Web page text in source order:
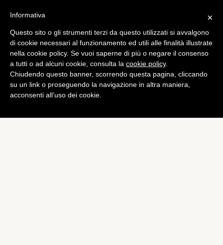
×
Informativa
Questo sito o gli strumenti terzi da questo utilizzati si avvalgono
di cookie necessari al funzionamento ed utili alle finalità illustrate
nella cookie policy. Se vuoi saperne di più o negare il consenso
a tutti o ad alcuni cookie, consulta la cookie policy.
Chiudendo questo banner, scorrendo questa pagina, cliccando
su un link o proseguendo la navigazione in altra maniera,
acconsenti all’uso dei cookie.